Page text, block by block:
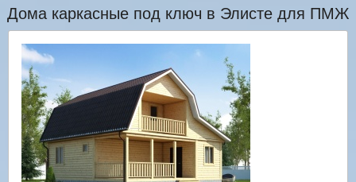
Дома каркасные под ключ в Элисте для ПМЖ